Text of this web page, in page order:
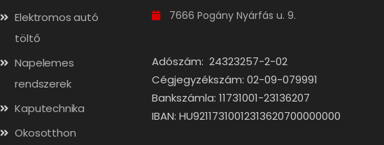
Elektromos autó
töltő
Napelemes
rendszerek
Kaputechnika
Okosotthon
7666 Pogány Nyárfás u. 9.
Adószám: 24323257-2-02
Cégjegyzékszám: 02-09-079991
Bankszámla: 11731001-23136207
IBAN: HU92117310012313620700000000